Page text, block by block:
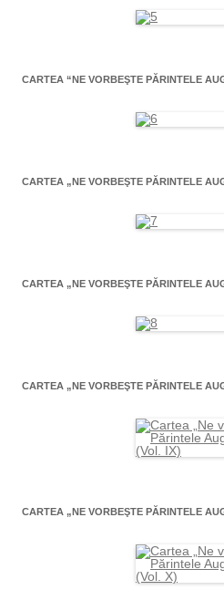
CARTEA “NE VORBEŞTE PĂRINTELE
CARTEA „NE VORBEŞTE PĂRINTELE
CARTEA „NE VORBEŞTE PĂRINTELE
CARTEA „NE VORBEŞTE PĂRINTELE
CARTEA „NE VORBEŞTE PĂRINTELE